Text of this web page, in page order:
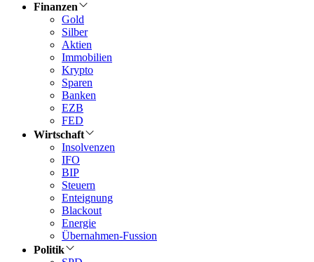
Finanzen
Gold
Silber
Aktien
Immobilien
Krypto
Sparen
Banken
EZB
FED
Wirtschaft
Insolvenzen
IFO
BIP
Steuern
Enteignung
Blackout
Energie
Übernahmen-Fussion
Politik